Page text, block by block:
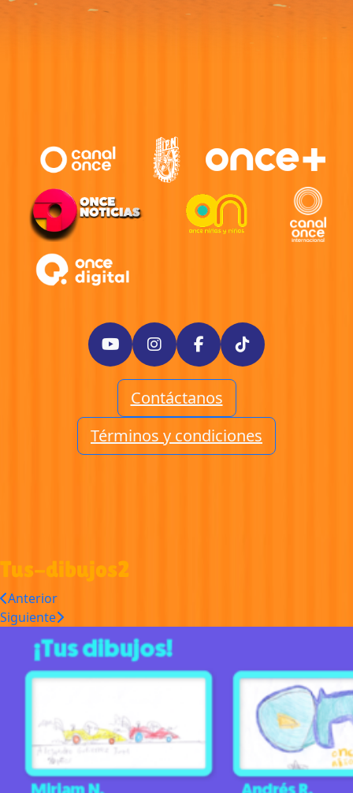
Contáctanos
Términos y condiciones
Tus-dibujos2
Anterior
Siguiente